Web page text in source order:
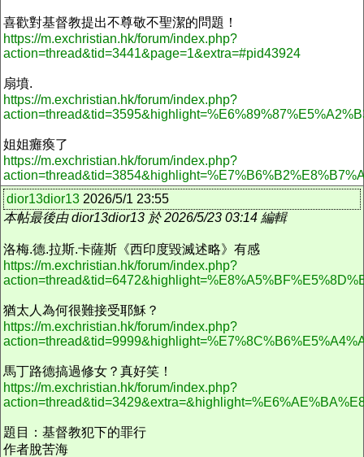
喜歡對基督教提出不尊敬不聖潔的問題！
https://m.exchristian.hk/forum/index.php?
action=thread&tid=3441&page=1&extra=#pid43924
扇墳.
https://m.exchristian.hk/forum/index.php?
姐姐癱瘓了
https://m.exchristian.hk/forum/index.php?
dior13dior13 2026/5/1 23:55
本帖最後由 dior13dior13 於 2026/5/23 03:14 編輯
洛梅.德.拉斯.卡薩斯《西印度毀滅述略》有感
https://m.exchristian.hk/forum/index.php?
猶太人為何很難接受耶穌？
https://m.exchristian.hk/forum/index.php?
馬丁路德搞過修女？真好笑！
https://m.exchristian.hk/forum/index.php?
題目：基督教犯下的罪行
作者脫苦海